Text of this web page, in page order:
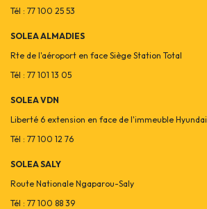
Tél : 77 100 25 53
SOLEA ALMADIES
Rte de l'aéroport en face Siège Station Total
Tél : 77 101 13 05
SOLEA VDN
Liberté 6 extension en face de l'immeuble Hyundai
Tél : 77 100 12 76
SOLEA SALY
Route Nationale Ngaparou-Saly
Tél : 77 100 88 39